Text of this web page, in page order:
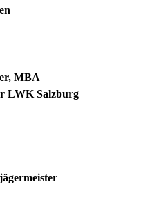
MBA
LWK Salzburg